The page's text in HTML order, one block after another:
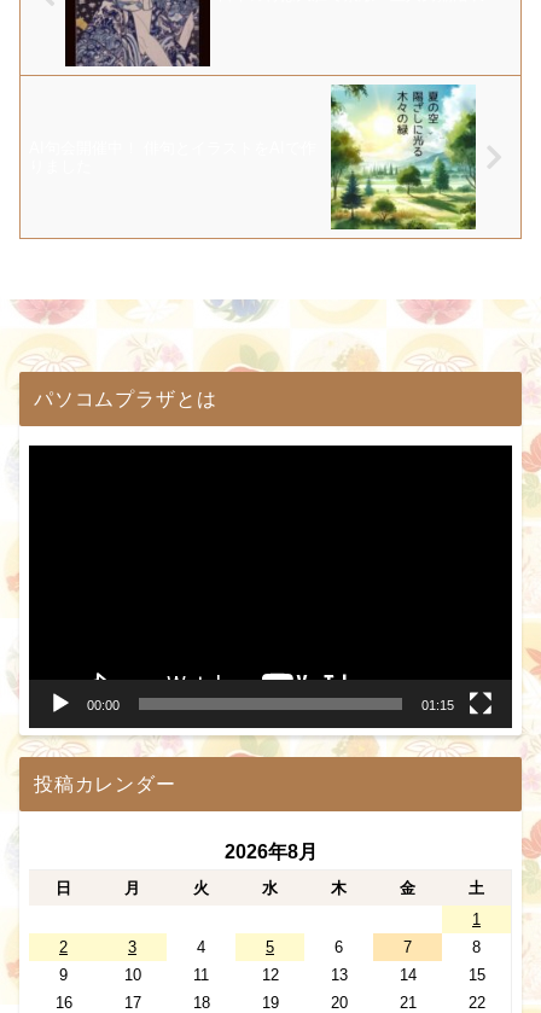
パソコムプラザとは
00:00 01:15
投稿カレンダー
2026年8月
日 月 火 水 木 金
土
1
2
3 4 5 6 7
8
9
10 11 12 13 14
15
16
17 18 19 20 21
22